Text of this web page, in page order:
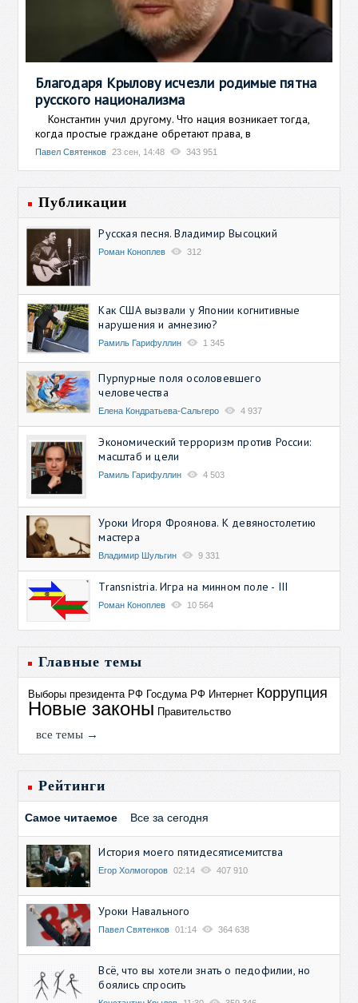
Благодаря Крылову исчезли родимые пятна
русского национализма
Константин учил другому. Что нация возникает тогда,
когда простые граждане обретают права, в
Павел Святенков 23 сен, 14:48 343 951
Публикации
Русская песня. Владимир Высоцкий
Роман Коноплев 312
Как США вызвали у Японии когнитивные
нарушения и амнезию?
Рамиль Гарифуллин 1 345
Пурпурные поля осоловевшего
человечества
Елена Кондратьева-Сальгеро 4 937
Экономический терроризм против России:
масштаб и цели
Рамиль Гарифуллин 4 503
Уроки Игоря Фроянова. К девяностолетию
мастера
Владимир Шульгин 9 331
Transnistria. Игра на минном поле - III
Роман Коноплев 10 564
Главные темы
Выборы президента РФ Госдума РФ Интернет Коррупция
Новые законы Правительство
все темы →
Рейтинги
Самое читаемое Все за сегодня
История моего пятидесятисемитства
Егор Холмогоров 02:14 407 910
Уроки Навального
Павел Святенков 01:14 364 638
Всё, что вы хотели знать о педофилии, но
боялись спросить